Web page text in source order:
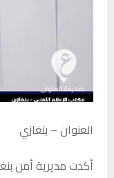
العنوان – بنغازي
أكدت مديرية أمن